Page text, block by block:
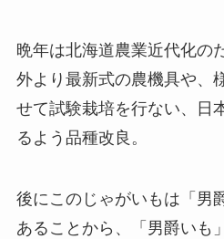
晩年は北海道農業近代化の
外より最新式の農機具や、
せて試験栽培を行ない、日
るよう品種改良。
後にこのじゃがいもは「男
あることから、「男爵いも